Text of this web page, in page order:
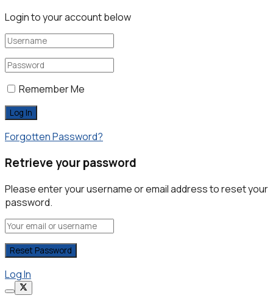
Login to your account below
Remember Me
Forgotten Password?
Retrieve your password
Please enter your username or email address to reset your
password.
Log In